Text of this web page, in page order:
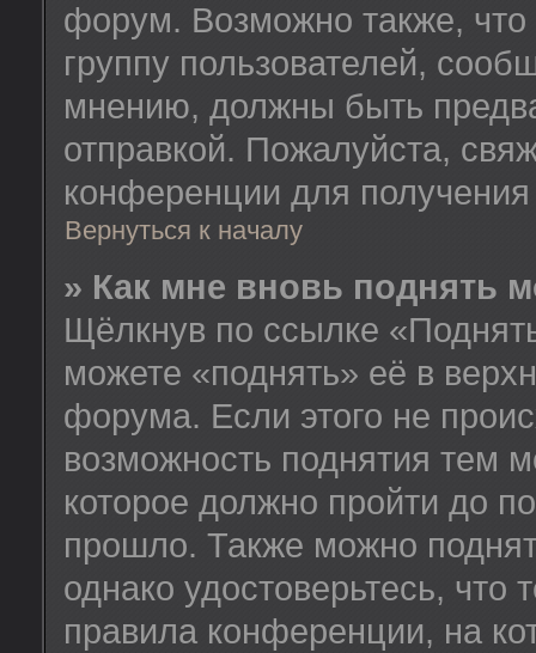
форум. Возможно также, что
группу пользователей,
мнению, должны быть
отправкой. Пожалуйста,
конференции для
Вернуться к началу
» Как мне вновь поднять
Щёлкнув по ссылке
можете «поднять» её в
форума. Если этого не
возможность поднятия тем
которое должно пройти до
прошло. Также можно
однако удостоверьтесь,
правила конференции, на